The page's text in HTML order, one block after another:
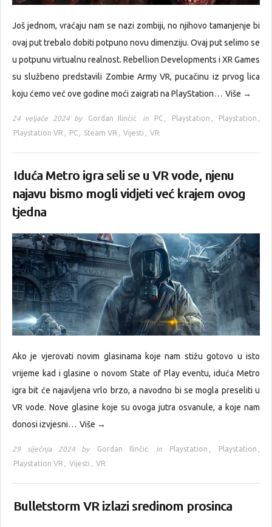
Još jednom, vraćaju nam se nazi zombiji, no njihovo tamanjenje bi
ovaj put trebalo dobiti potpuno novu dimenziju. Ovaj put selimo se
u potpunu virtualnu realnost. Rebellion Developments i XR Games
su službeno predstavili Zombie Army VR, pucačinu iz prvog lica
koju ćemo već ove godine moći zaigrati na PlayStation… Više →
24 veljače 2024 by Gordan Ilinčić in PC , Playstation , Playstation ,
Playstation VR , PC , Steam VR , Vijesti , VR
Iduća Metro igra seli se u VR vode, njenu
najavu bismo mogli vidjeti već krajem ovog
tjedna
Ako je vjerovati novim glasinama koje nam stižu gotovo u isto
vrijeme kad i glasine o novom State of Play eventu, iduća Metro
igra bit će najavljena vrlo brzo, a navodno bi se mogla preseliti u
VR vode. Nove glasine koje su ovoga jutra osvanule, a koje nam
donosi izvjesni… Više →
29 siječnja 2024 by Gordan Ilinčić in Playstation , Playstation ,
Playstation VR , Vijesti , VR
Bulletstorm VR izlazi sredinom prosinca